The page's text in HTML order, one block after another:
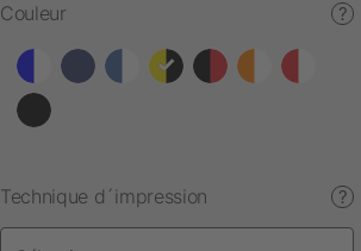
Couleur ?
Technique d´impression ?